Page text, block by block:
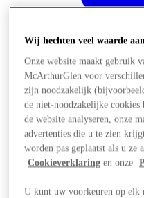
Nieuws
Wij hechten veel waarde
Onze website maakt gebruik
McArthurGlen voor
zijn noodzakelijk
de niet-noodzakelijke cookies
de website analyseren, onze
advertenties die u te zien
worden pas geplaatst als u ze
Cookieverklaring en onze
U kunt uw voorkeuren op elk